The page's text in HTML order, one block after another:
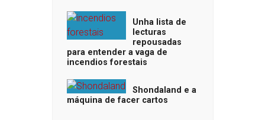
Unha lista de
lecturas
repousadas
para entender a vaga de
incendios forestais
Shondaland e a
máquina de facer cartos